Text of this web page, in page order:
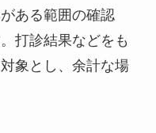
ある範囲の確認
打診結果などをも
象とし、余計な場